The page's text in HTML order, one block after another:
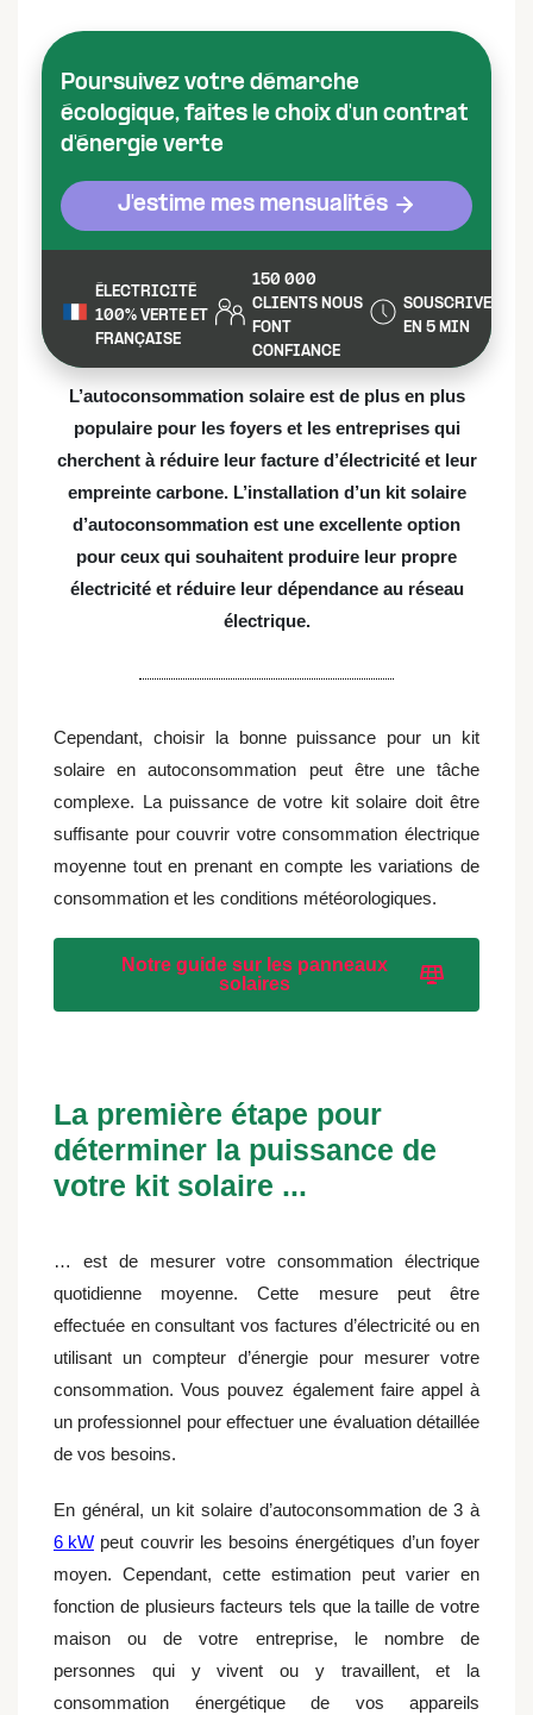
Poursuivez votre démarche
écologique, faites le choix d'un contrat
d'énergie verte
J'estime mes mensualités
ÉLECTRICITÉ
100% VERTE ET
FRANÇAISE
150 000
CLIENTS NOUS
FONT
CONFIANCE
SOUSCRIVEZ
EN 5 MIN
L’autoconsommation solaire est de plus en plus
populaire pour les foyers et les entreprises qui
cherchent à réduire leur facture d’électricité et leur
empreinte carbone. L’installation d’un kit solaire
d’autoconsommation est une excellente option
pour ceux qui souhaitent produire leur propre
électricité et réduire leur dépendance au réseau
électrique.
Cependant, choisir la bonne puissance pour un kit
solaire en autoconsommation peut être une tâche
complexe. La puissance de votre kit solaire doit être
suffisante pour couvrir votre consommation électrique
moyenne tout en prenant en compte les variations de
consommation et les conditions météorologiques.
Notre guide sur les panneaux
solaires
La première étape pour
déterminer la puissance de
votre kit solaire ...
… est de mesurer votre consommation électrique
quotidienne moyenne. Cette mesure peut être
effectuée en consultant vos factures d’électricité ou en
utilisant un compteur d’énergie pour mesurer votre
consommation. Vous pouvez également faire appel à
un professionnel pour effectuer une évaluation détaillée
de vos besoins.
En général, un kit solaire d’autoconsommation de 3 à
6 kW peut couvrir les besoins énergétiques d’un foyer
moyen. Cependant, cette estimation peut varier en
fonction de plusieurs facteurs tels que la taille de votre
maison ou de votre entreprise, le nombre de
personnes qui y vivent ou y travaillent, et la
consommation énergétique de vos appareils